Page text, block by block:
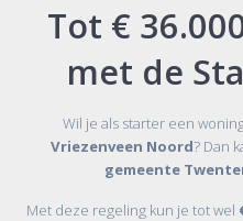
Tot €
met de
Wil je als starter een
Vriezenveen Noord? Dan
gemeente
Met deze regeling kun je tot wel